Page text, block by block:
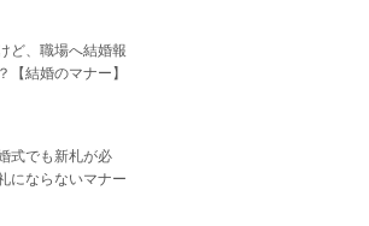
ど、職場へ結婚報
【結婚のマナー】
式でも新札が必
にならないマナー